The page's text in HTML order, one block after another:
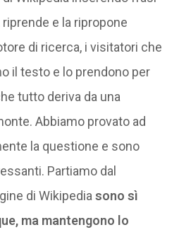
e la ripropone
di ricerca, i visitatori che
il testo e lo prendono per
tutto deriva da una
Abbiamo provato ad
la questione e sono
Partiamo dal
di Wikipedia sono sì
ma mantengono lo